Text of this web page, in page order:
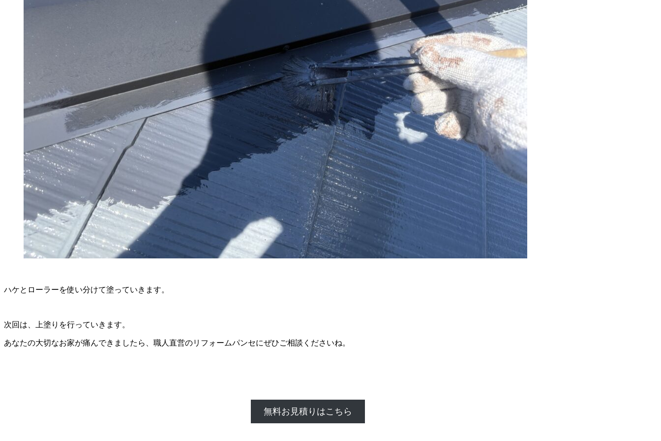
ハケとローラーを使い分けて塗っていきます。
次回は、上塗りを行っていきます。
あなたの大切なお家が痛んできましたら、職人直営のリフォームパンセにぜひご相談くださいね。
無料お見積りはこちら